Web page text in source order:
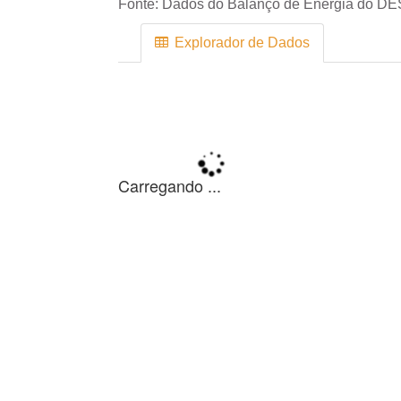
Fonte: Dados do Balanço de Energia do
Explorador de Dados